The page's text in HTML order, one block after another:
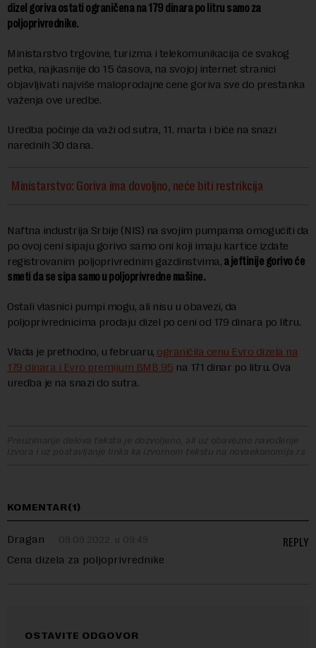
dizel goriva ostati ograničena na 179 dinara po litru samo za
poljoprivrednike.
Ministarstvo trgovine, turizma i telekomunikacija će svakog
petka, najkasnije do 15 časova, na svojoj internet stranici
objavljivati najviše maloprodajne cene goriva sve do prestanka
važenja ove uredbe.
Uredba počinje da važi od sutra, 11. marta i biće na snazi
narednih 30 dana.
Ministarstvo: Goriva ima dovoljno, neće biti restrikcija
Naftna industrija Srbije (NIS) na svojim pumpama omogućiti da
po ovoj ceni sipaju gorivo samo oni koji imaju kartice izdate
registrovanim poljoprivrednim gazdinstvima, a jeftinije gorivo će
smeti da se sipa samo u poljoprivredne mašine.
Ostali vlasnici pumpi mogu, ali nisu u obavezi, da
poljoprivrednicima prodaju dizel po ceni od 179 dinara po litru.
Vlada je prethodno, u februaru, ograničila cenu Evro dizela na
179 dinara i Evro premijum BMB 95 na 171 dinar po litru. Ova
uredba je na snazi do sutra.
Preuzimanje delova teksta je dozvoljeno, ali uz obavezno navođenje
izvora i uz postavljanje linka ka izvornom tekstu na novaekonomija.rs
KOMENTAR(1)
Dragan 09.09.2022. u 09:49
Cena dizela za poljoprivrednike
REPLY
OSTAVITE ODGOVOR